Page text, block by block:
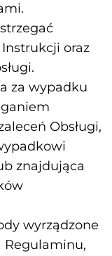
oraz
za wypadku
Obsługi,
znajdująca
wyrządzone
Regulaminu,